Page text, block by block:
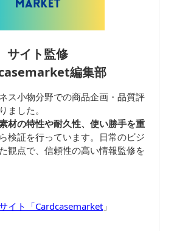
サイト監修
編集部
ス小物分野での商品企画・品質評
ました。
材の特性や耐久性、使い勝手を重
検証を行っています。日常のビジ
観点で、信頼性の高い情報監修を
イト「Cardcasemarket 」